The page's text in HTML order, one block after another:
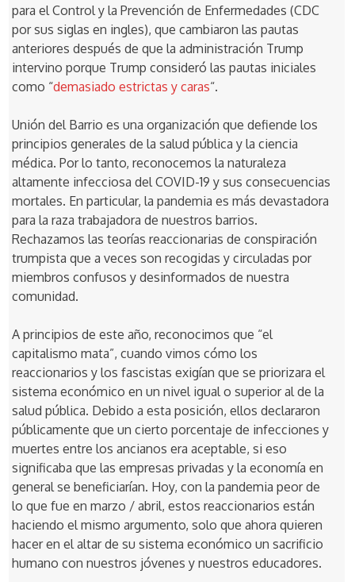
para el Control y la Prevención de Enfermedades (CDC
por sus siglas en ingles), que cambiaron las pautas
anteriores después de que la administración Trump
intervino porque Trump consideró las pautas iniciales
como “demasiado estrictas y caras“.
Unión del Barrio es una organización que defiende los
principios generales de la salud pública y la ciencia
médica. Por lo tanto, reconocemos la naturaleza
altamente infecciosa del COVID-19 y sus consecuencias
mortales. En particular, la pandemia es más devastadora
para la raza trabajadora de nuestros barrios.
Rechazamos las teorías reaccionarias de conspiración
trumpista que a veces son recogidas y circuladas por
miembros confusos y desinformados de nuestra
comunidad.
A principios de este año, reconocimos que “el
capitalismo mata”, cuando vimos cómo los
reaccionarios y los fascistas exigían que se priorizara el
sistema económico en un nivel igual o superior al de la
salud pública. Debido a esta posición, ellos declararon
públicamente que un cierto porcentaje de infecciones y
muertes entre los ancianos era aceptable, si eso
significaba que las empresas privadas y la economía en
general se beneficiarían. Hoy, con la pandemia peor de
lo que fue en marzo / abril, estos reaccionarios están
haciendo el mismo argumento, solo que ahora quieren
hacer en el altar de su sistema económico un sacrificio
humano con nuestros jóvenes y nuestros educadores.